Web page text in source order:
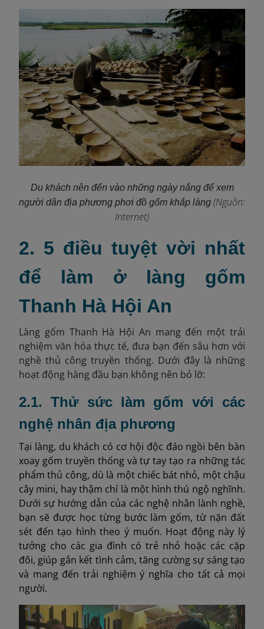
Du khách nên đến vào những ngày nắng để xem
người dân địa phương phơi đồ gốm khắp làng (Nguồn:
Internet)
2. 5 điều tuyệt vời nhất
để làm ở làng gốm
Thanh Hà Hội An
Làng gốm Thanh Hà Hội An mang đến một trải
nghiệm văn hóa thực tế, đưa bạn đến sâu hơn với
nghề thủ công truyền thống. Dưới đây là những
hoạt động hàng đầu bạn không nên bỏ lỡ:
2.1. Thử sức làm gốm với các
nghệ nhân địa phương
Tại làng, du khách có cơ hội độc đáo ngồi bên bàn
xoay gốm truyền thống và tự tay tạo ra những tác
phẩm thủ công, dù là một chiếc bát nhỏ, một chậu
cây mini, hay thậm chí là một hình thú ngộ nghĩnh.
Dưới sự hướng dẫn của các nghệ nhân lành nghề,
bạn sẽ được học từng bước làm gốm, từ nặn đất
sét đến tạo hình theo ý muốn. Hoạt động này lý
tưởng cho các gia đình có trẻ nhỏ hoặc các cặp
đôi, giúp gắn kết tình cảm, tăng cường sự sáng tạo
và mang đến trải nghiệm ý nghĩa cho tất cả mọi
người.